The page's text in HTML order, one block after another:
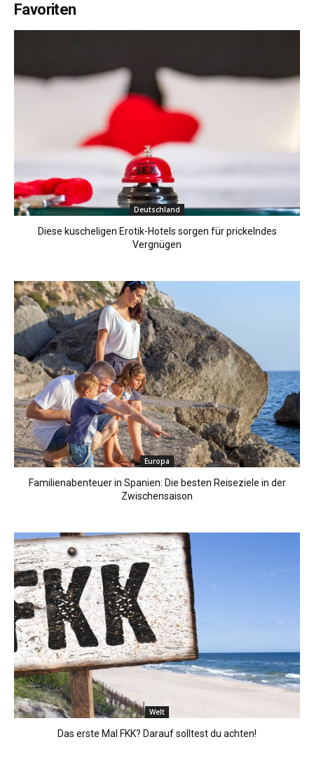
Favoriten
Deutschland
Diese kuscheligen Erotik-Hotels sorgen für prickelndes
Vergnügen
Europa
Familienabenteuer in Spanien: Die besten Reiseziele in der
Zwischensaison
Welt
Das erste Mal FKK? Darauf solltest du achten!